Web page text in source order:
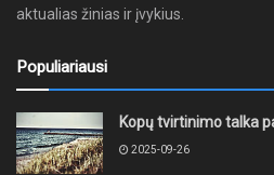
aktualias žinias ir įvykius.
Populiariausi
Kopų tvirtinimo talka
2025-09-26